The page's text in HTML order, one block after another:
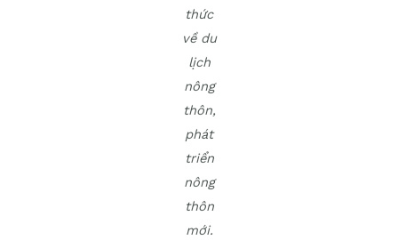
thức
về du
lịch
nông
thôn,
phát
triển
nông
thôn
mới.